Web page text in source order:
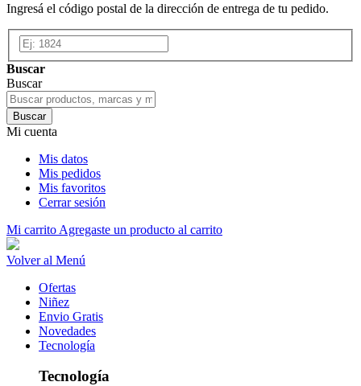
Ingresá el código postal de la dirección de entrega de tu pedido.
Buscar
Buscar
Buscar
Mi cuenta
Mis datos
Mis pedidos
Mis favoritos
Cerrar sesión
Mi carrito Agregaste un producto al carrito
Volver al Menú
Ofertas
Niñez
Envio Gratis
Novedades
Tecnología
Tecnología